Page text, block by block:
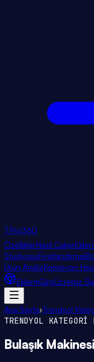
TPro360
ÖzelliklerNasıl Çalışır
StüdyosuFiyatlandırma
Ürün AnalizKomisyon
EklentiGirişÜcretsiz
Ana Sayfa›Trendyol
TRENDYOL KATEGORİ
Bulaşık